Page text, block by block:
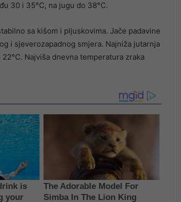
30 i 35°C, na jugu do 38°C.
sa kišom i pljuskovima. Jače padavine
i sjeverozapadnog smjera. Najniža jutarnja
Najviša dnevna temperatura zraka